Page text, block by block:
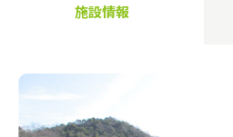
介護保険サービス利用の流れ
施設情報